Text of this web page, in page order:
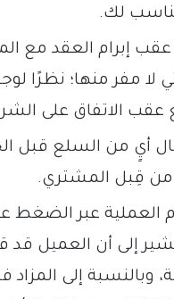
عقب إبرام العقد مع
لا مفر منها؛ نظرًا
عقب الاتفاق على
أيٍ من السلع قبل
قِبل المشتري.
العملية عبر الضغط
إلى أن العميل قد
إلى المزاد